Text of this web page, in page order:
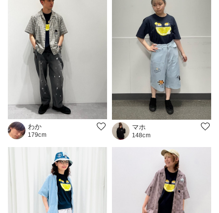
わか
179cm
マホ
148cm